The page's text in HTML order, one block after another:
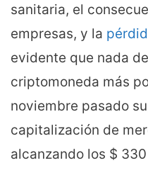
sanitaria, el
empresas, y la
evidente que nada
criptomoneda más
noviembre pasado
capitalización de
alcanzando los $